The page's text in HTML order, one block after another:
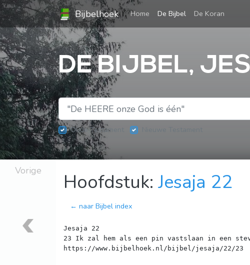
Bijbelhoek Home (current)
De Bijbel De Koran
DE BIJBEL,
Oude Testament
Vorige Hoofdstuk: Jesaja 22
← naar Bijbel index
Jesaja 22
23 Ik zal hem als een pin vastslaan in een